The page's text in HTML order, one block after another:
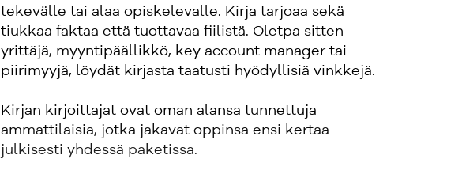
tekevälle tai alaa opiskelevalle. Kirja tarjoaa sekä
tiukkaa faktaa että tuottavaa fiilistä. Oletpa sitten
yrittäjä, myyntipäällikkö, key account manager tai
piirimyyjä, löydät kirjasta taatusti hyödyllisiä vinkkejä.
Kirjan kirjoittajat ovat oman alansa tunnettuja
ammattilaisia, jotka jakavat oppinsa ensi kertaa
julkisesti yhdessä paketissa.